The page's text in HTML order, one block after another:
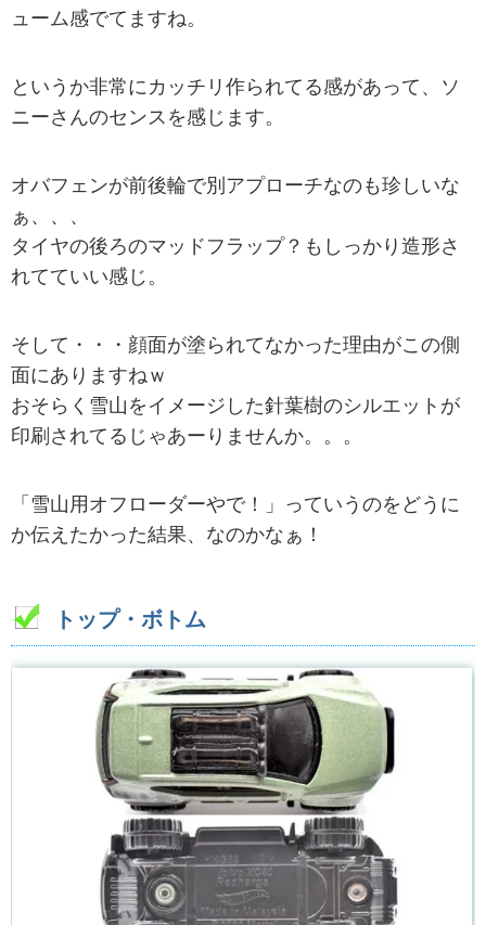
ューム感でてますね。
というか非常にカッチリ作られてる感があって、ソ
ニーさんのセンスを感じます。
オバフェンが前後輪で別アプローチなのも珍しいな
ぁ、、、
タイヤの後ろのマッドフラップ？もしっかり造形さ
れてていい感じ。
そして・・・顔面が塗られてなかった理由がこの側
面にありますねｗ
おそらく雪山をイメージした針葉樹のシルエットが
印刷されてるじゃあーりませんか。。。
「雪山用オフローダーやで！」っていうのをどうに
か伝えたかった結果、なのかなぁ！
トップ・ボトム